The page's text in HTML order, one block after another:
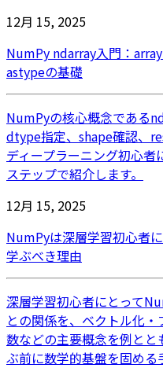
12月 15, 2025
NumPy ndarray入門：
astypeの基礎
NumPyの核心概念である
dtype指定、shape確認、
ディープラーニング初心
ステップで紹介します。
12月 15, 2025
NumPyは深層学習初心者
学ぶべき理由
深層学習初心者にとって
との関係を、ベクトル化
数などの主要概念を例と
ぶ前に数学的基盤を固める